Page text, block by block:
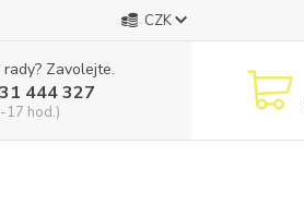
CZK
Zavolejte.
444 327
17 hod.)